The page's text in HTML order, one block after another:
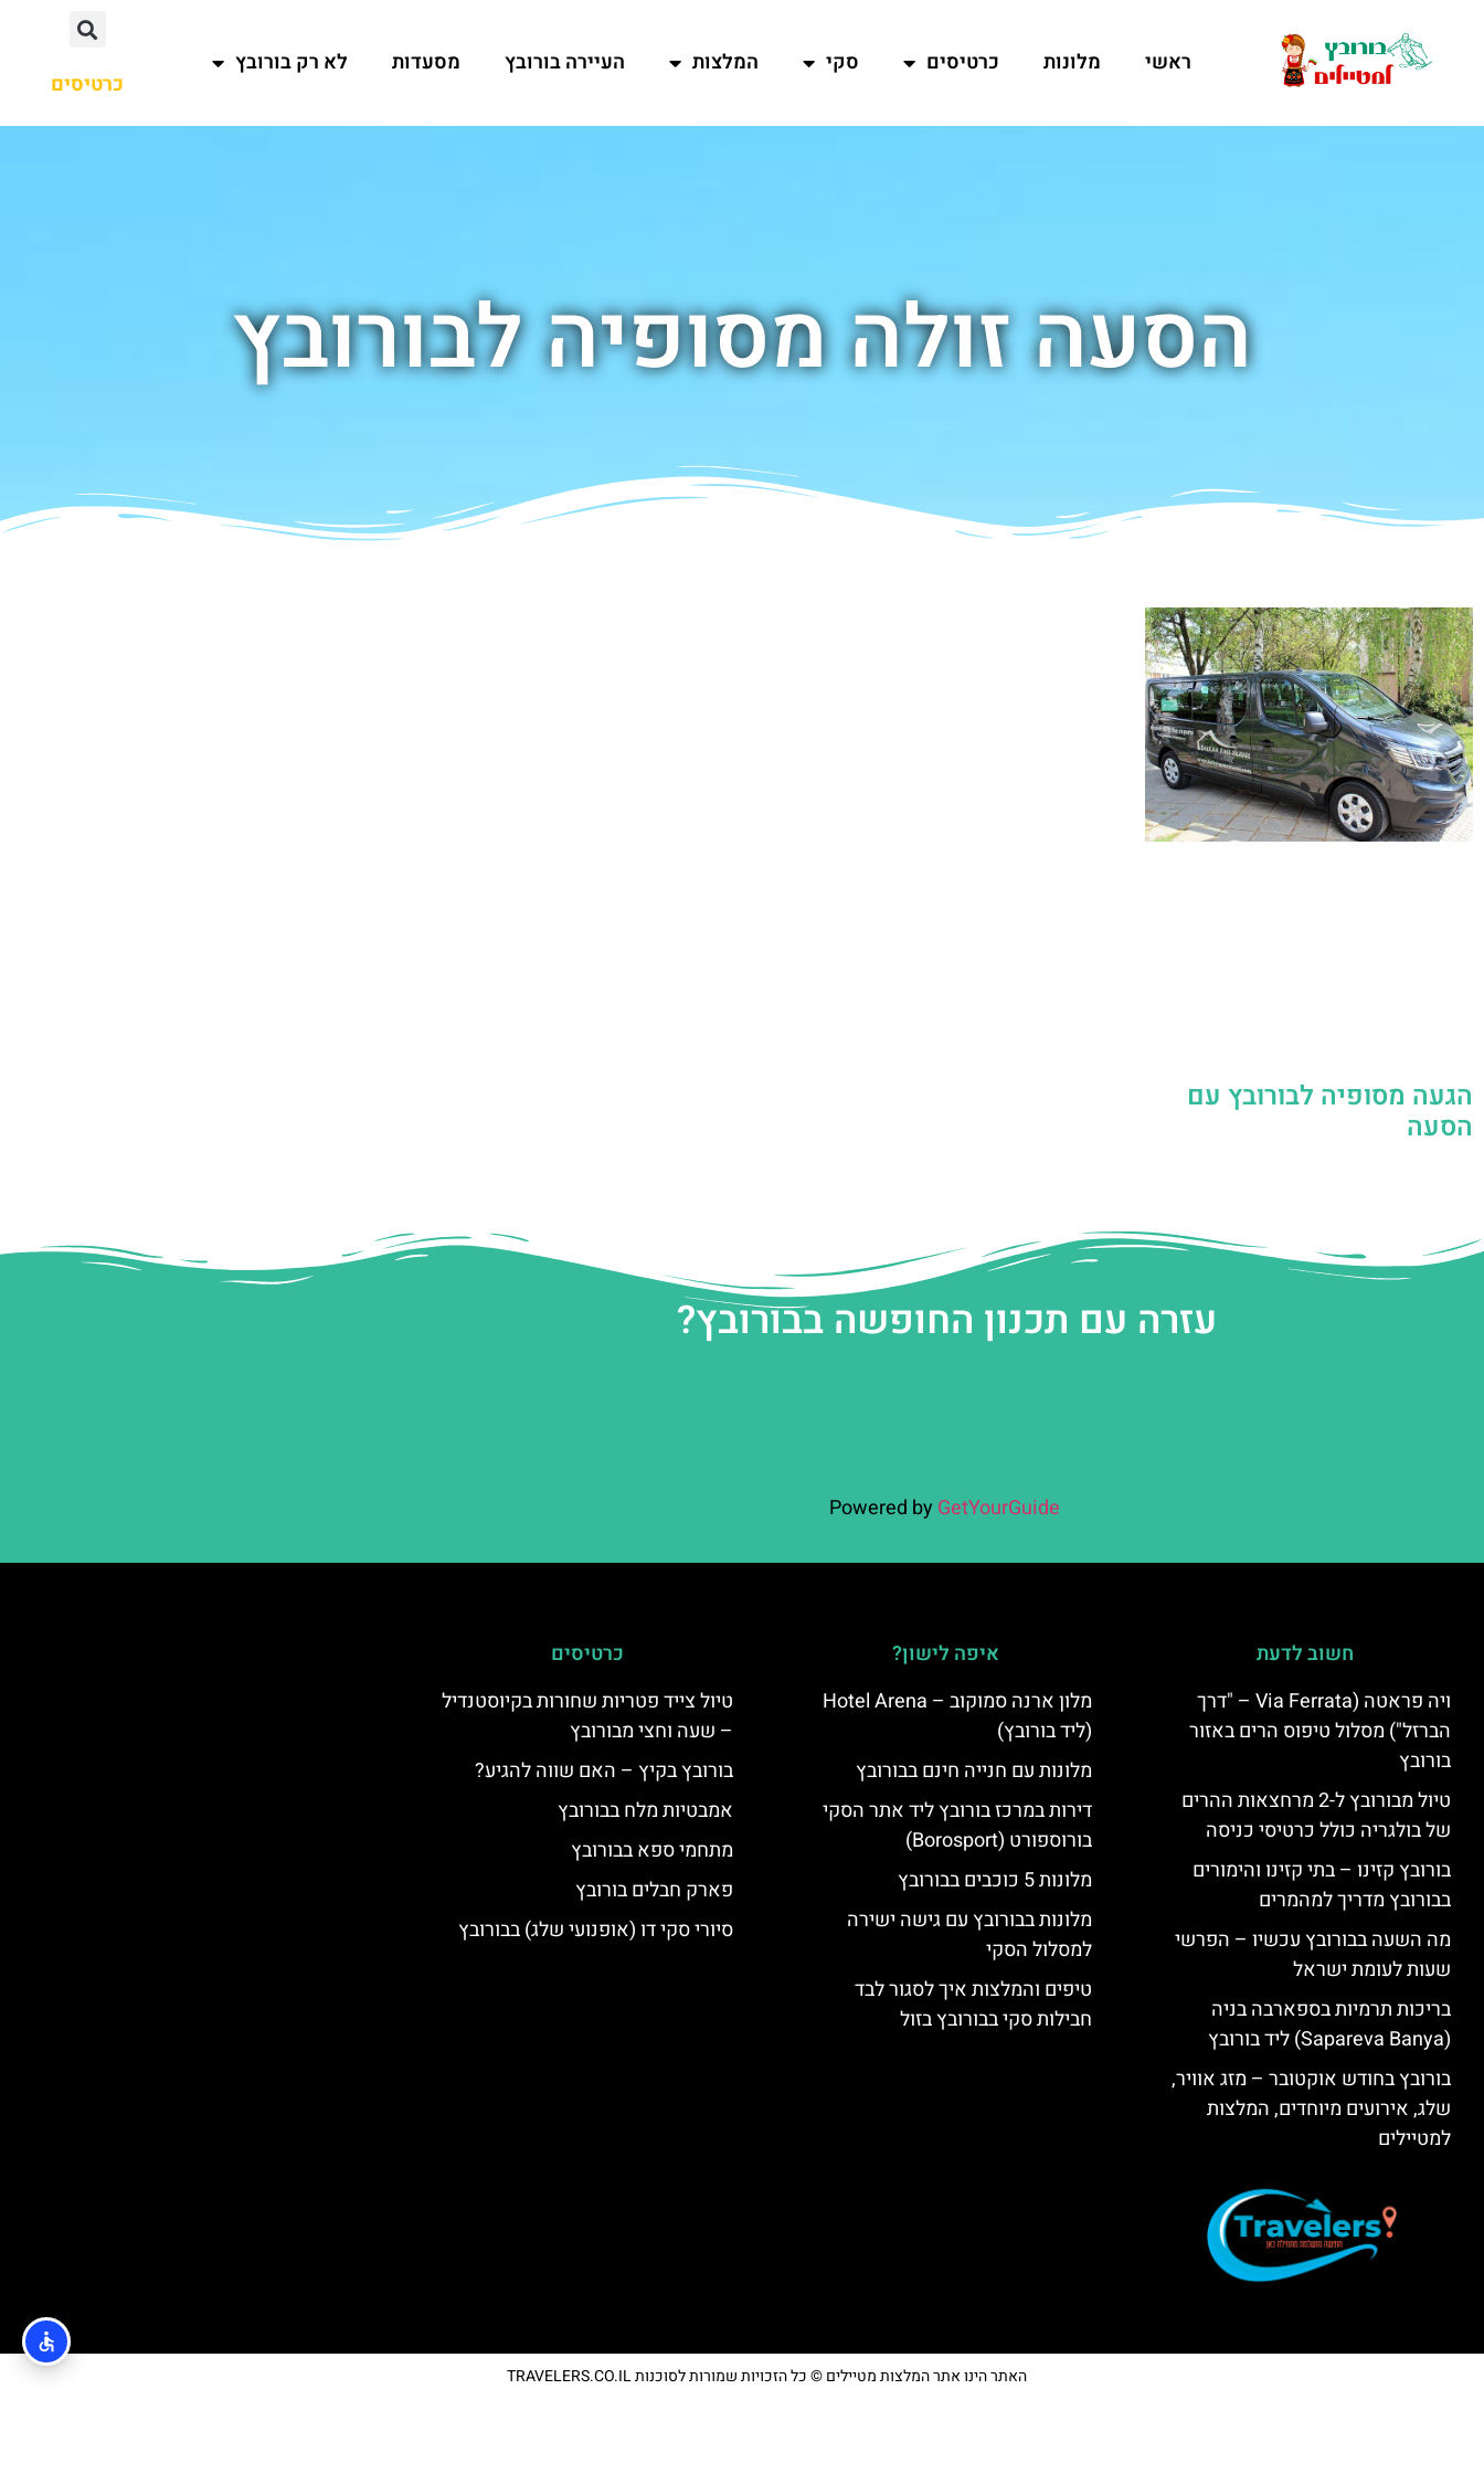
ראשי מלונות כרטיסים סקי המלצות העיירה בורובץ מסעדות לא רק בורובץ
כרטיסים
הסעה זולה מסופיה לבורובץ
הגעה מסופיה לבורובץ עם
הסעה
עזרה עם תכנון החופשה בבורובץ?
Powered by GetYourGuide
חשוב לדעת
ויה פראטה (Via Ferrata – "דרך
הברזל") מסלול טיפוס הרים באזור
בורובץ
טיול מבורובץ ל-2 מרחצאות ההרים
של בולגריה כולל כרטיסי כניסה
בורובץ קזינו – בתי קזינו והימורים
בבורובץ מדריך למהמרים
מה השעה בבורובץ עכשיו – הפרשי
שעות לעומת ישראל
בריכות תרמיות בספארבה בניה
(Sapareva Banya) ליד בורובץ
בורובץ בחודש אוקטובר – מזג אוויר,
שלג, אירועים מיוחדים, המלצות
למטיילים
איפה לישון?
מלון ארנה סמוקוב – Hotel Arena
(ליד בורובץ)
מלונות עם חנייה חינם בבורובץ
דירות במרכז בורובץ ליד אתר הסקי
בורוספורט (Borosport)
מלונות 5 כוכבים בבורובץ
מלונות בבורובץ עם גישה ישירה
למסלול הסקי
טיפים והמלצות איך לסגור לבד
חבילות סקי בבורובץ בזול
כרטיסים
טיול צייד פטריות שחורות בקיוסטנדיל
– שעה וחצי מבורובץ
בורובץ בקיץ – האם שווה להגיע?
אמבטיות מלח בבורובץ
מתחמי ספא בבורובץ
פארק חבלים בורובץ
סיורי סקי דו (אופנועי שלג) בבורובץ
האתר הינו אתר המלצות מטיילים © כל הזכויות שמורות לסוכנות TRAVELERS.CO.IL